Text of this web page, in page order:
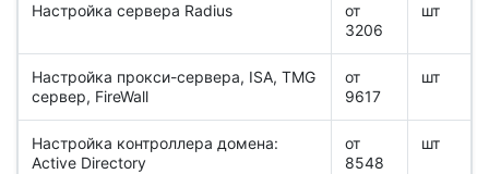
Настройка сервера Radius
от
3206
шт
Настройка прокси-сервера, ISA, TMG
сервер, FireWall
от
9617
шт
Настройка контроллера домена:
Active Directory
от
8548
шт